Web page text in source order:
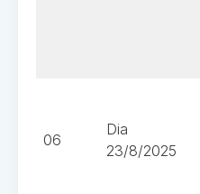
06
Dia
23/8/2025